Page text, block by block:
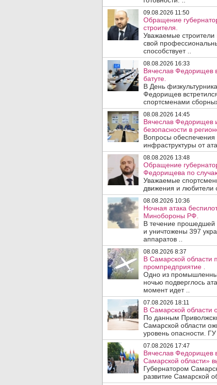
09.08.2026 11:50
Обращение
строителя.
Уважаемые строители
свой
способствует ..
08.08.2026 16:33
Вячеслав Федорищев
батуте.
В День
Федорищев
спортсменами
08.08.2026 14:45
Вячеслав Федорищев
безопасности в
Вопросы обеспечения
инфраструктуры от
08.08.2026 13:48
Обращение
Федорищева по
Уважаемые
движения и любители
08.08.2026 10:36
Ночная атака
Минобороны РФ.
В течение
и уничтожены 397
аппаратов ..
08.08.2026 8:37
В Самарской области
промпредприятие .
Одно из
ночью подверглось
момент идет ..
07.08.2026 18:11
В Самарской области
По данным
Самарской области
уровень опасности.
07.08.2026 17:47
Вячеслав Федорищев
Самарской области»
Губернатором
развитие Самарской